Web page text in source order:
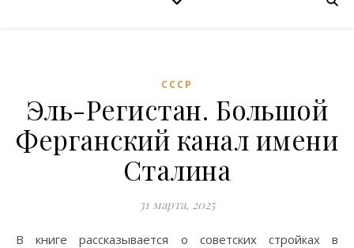
СССР
Эль-Регистан. Большой
Ферганский канал имени
Сталина
31 марта, 2025
В книге рассказывается о советских стройках в